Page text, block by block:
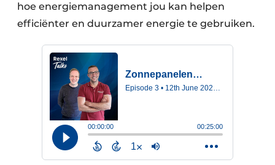
hoe energiemanagement jou kan helpen
efficiënter en duurzamer energie te gebruiken.